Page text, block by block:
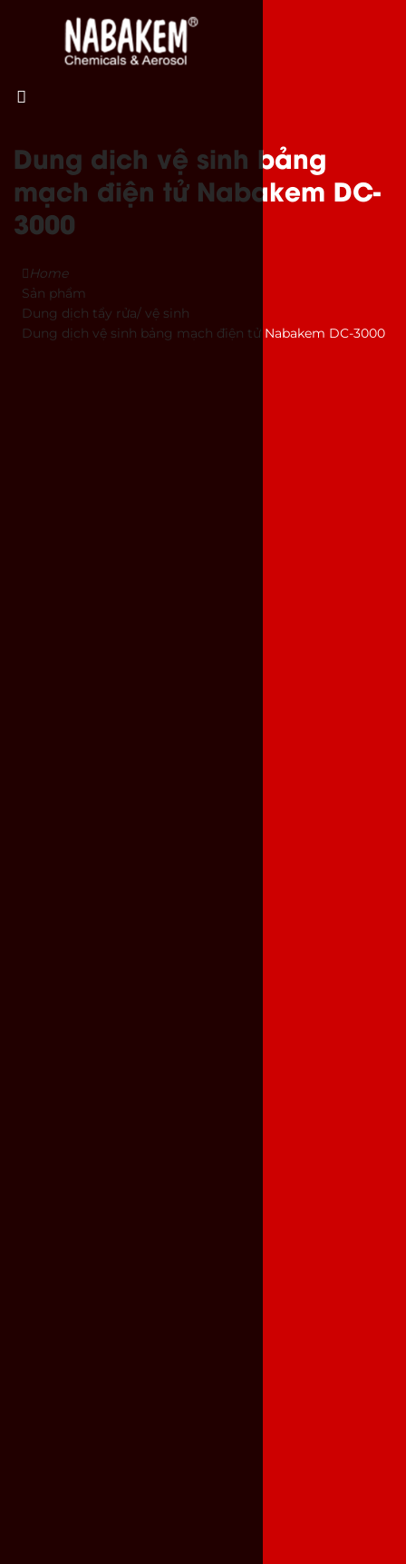
Dung dịch vệ sinh bảng
mạch điện tử Nabakem DC-
3000
Home
Sản phẩm
Dung dịch tẩy rửa/ vệ sinh
Dung dịch vệ sinh bảng mạch điện tử Nabakem DC-3000